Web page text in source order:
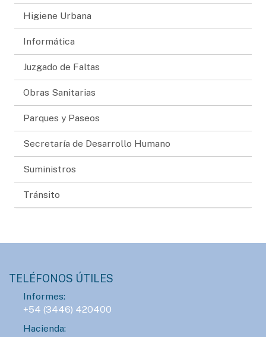
Higiene Urbana
Informática
Juzgado de Faltas
Obras Sanitarias
Parques y Paseos
Secretaría de Desarrollo Humano
Suministros
Tránsito
TELÉFONOS ÚTILES
Informes:
+54 (3446) 420400
Hacienda: